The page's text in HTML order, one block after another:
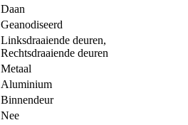
Daan
Geanodiseerd
Linksdraaiende deuren,
Rechtsdraaiende deuren
Metaal
Aluminium
Binnendeur
Nee